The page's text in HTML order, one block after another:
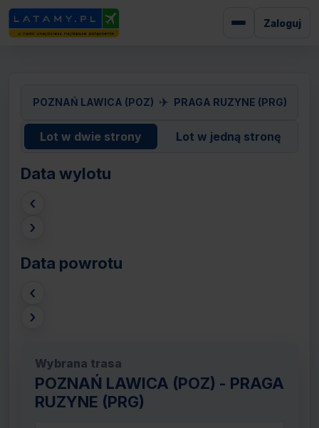
Zaloguj
POZNAŃ LAWICA (POZ) ✈ PRAGA RUZYNE (PRG)
Lot w dwie strony Lot w jedną stronę
Data wylotu
‹
›
Data powrotu
‹
›
Wybrana trasa
POZNAŃ LAWICA (POZ) - PRAGA
RUZYNE (PRG)